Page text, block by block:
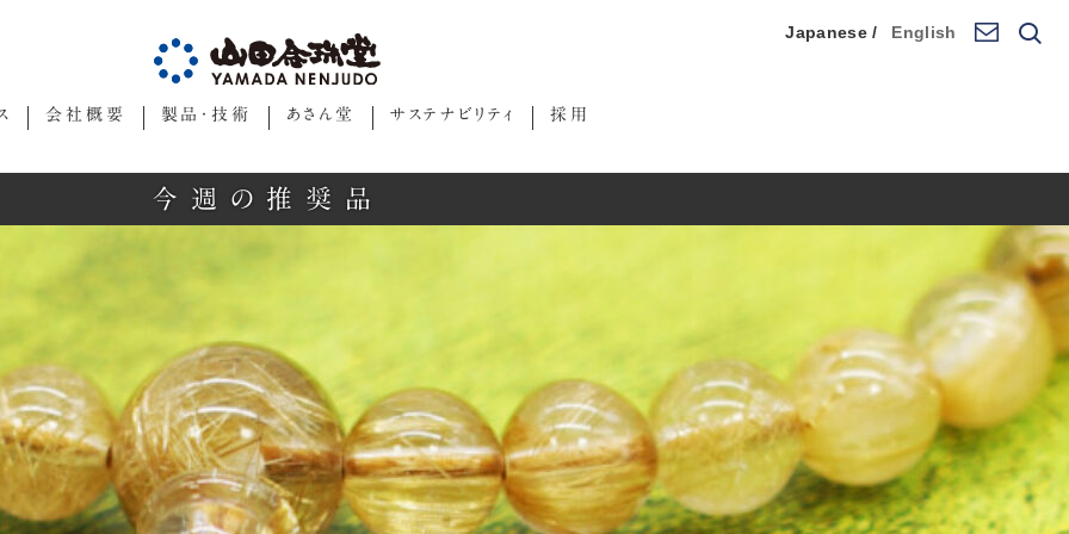
会社概要 製品・技術 あさん堂 サステナビリティ 採用
Japanese / English
今週の推奨品